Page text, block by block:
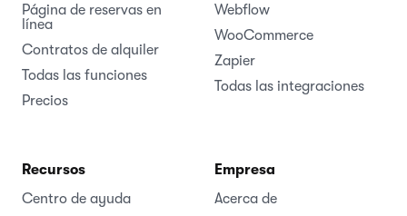
Página de reservas en
línea
Contratos de alquiler
Todas las funciones
Precios
Webflow
WooCommerce
Zapier
Todas las integraciones
Recursos
Centro de ayuda
Empresa
Acerca de